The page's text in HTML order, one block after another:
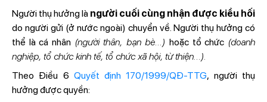
Người thụ hưởng là người cuối cùng nhận được kiều hối
do người gửi (ở nước ngoài) chuyển về. Người thụ hưởng có
thể là cá nhân (người thân, bạn bè…)hoặc tổ chức (doanh
nghiệp, tổ chức kinh tế, tổ chức xã hội, từ thiện…).
Theo Điều 6 Quyết định 170/1999/QĐ-TTG, người thụ
hưởng được quyền: